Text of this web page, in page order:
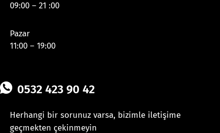
09:00 – 21 :00
Pazar
11:00 – 19:00
0532 423 90 42
Herhangi bir sorunuz varsa, bizimle iletişime
geçmekten çekinmeyin